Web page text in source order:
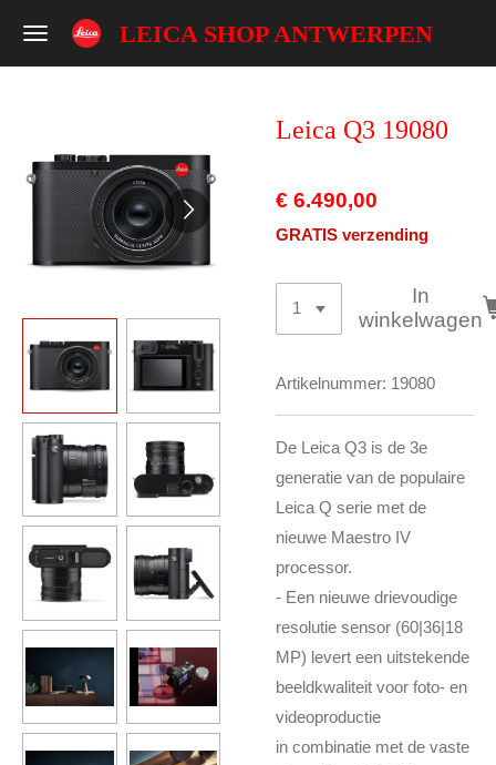
Ga
LEICA SHOP ANTWERPEN
Leica Q3 19080
€ 6.490,00
GRATIS verzending
In
winkelwagen
Artikelnummer: 19080
De Leica Q3 is de 3e
generatie van de populaire
Leica Q serie met de
nieuwe Maestro IV
processor.
- Een nieuwe drievoudige
resolutie sensor (60|36|18
MP) levert een uitstekende
beeldkwaliteit voor foto- en
videoproductie
in combinatie met de vaste